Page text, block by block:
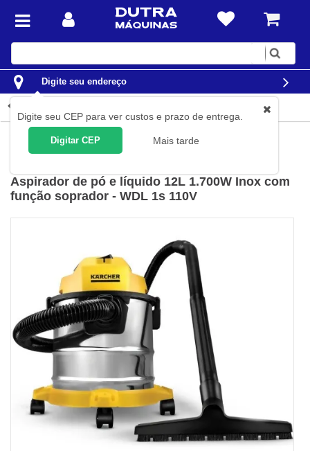
Digite
Digite seu endereço
Digite seu CEP para ver custos e prazo de entrega.
Digitar CEP Mais tarde
Limpeza Aspiradores de Pó Aspiradores de Pó e Líquidos
Aspirador de pó e líquido 12L 1.700W Inox com
função soprador - WDL 1s 110V